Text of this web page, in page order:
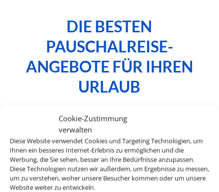
Cookie-Zustimmung
verwalten
Diese Website verwendet Cookies und Targeting Technologien, um
Ihnen ein besseres Internet-Erlebnis zu ermöglichen und die
Werbung, die Sie sehen, besser an Ihre Bedürfnisse anzupassen.
Diese Technologien nutzen wir außerdem, um Ergebnisse zu messen,
um zu verstehen, woher unsere Besucher kommen oder um unsere
Website weiter zu entwickeln.
DIE BESTEN
PAUSCHALREISE-
ANGEBOTE FÜR IHREN
URLAUB
Bei uns finden Sie Mietwagen für über 120
Länder und an mehr als 8.000 Stationen
weltweit. Egal ob Spanien, Italien, USA oder
Neuseeland – wir haben für jedes Reiseziel
das passende Mietwagen-Angebot für Sie.